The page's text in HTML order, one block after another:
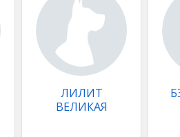
ЛИЛИТ
ВЕЛИКАЯ